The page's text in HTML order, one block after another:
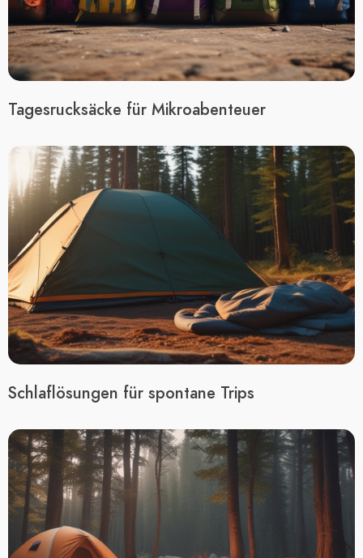
Tagesrucksäcke für Mikroabenteuer
Schlaflösungen für spontane Trips